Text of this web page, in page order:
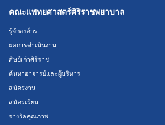
คณะแพทยศาสตร์ศิริราชพยาบาล
รู้จักองค์กร
ผลการดำเนินงาน
ศิษย์เก่าศิริราช
ค้นหาอาจารย์และผู้บริหาร
สมัครงาน
สมัครเรียน
รางวัลคุณภาพ